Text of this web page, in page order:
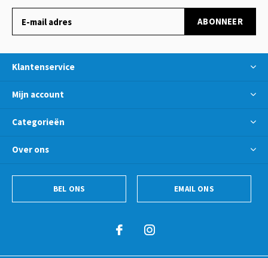
ABONNEER
Klantenservice
Mijn account
Categorieën
Over ons
BEL ONS EMAIL ONS